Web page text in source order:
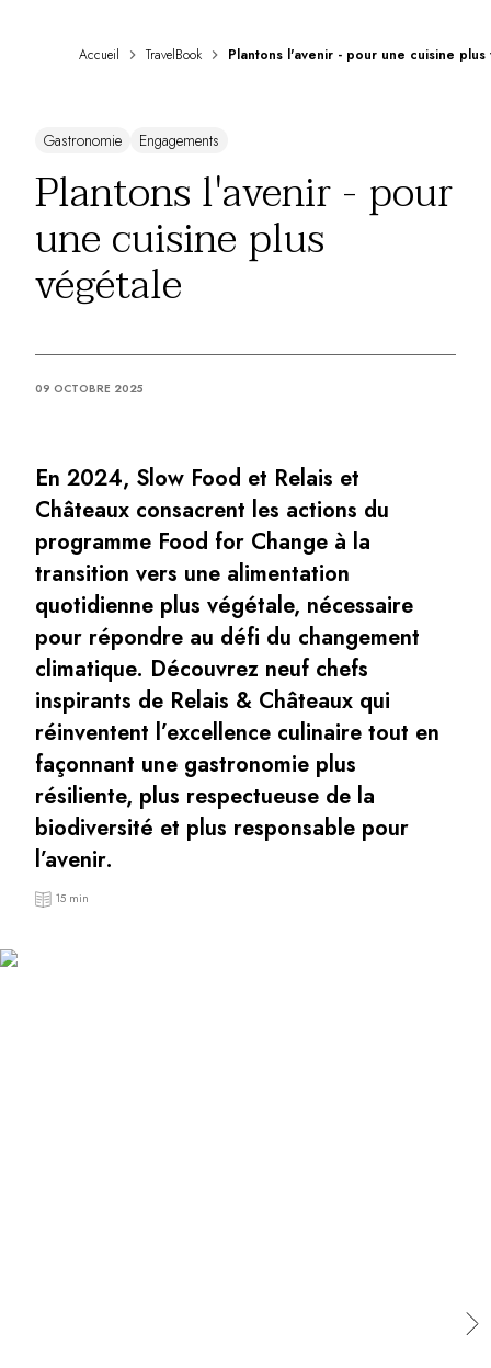
Amérique Centrale & du Sud
Europe
Moyen-Orient & Egypte
Tous nos hôtels et restaurants
ITINÉRAIRES
INSPIRATIONS
À deux
En famille
À la montagne
Au bord de l'eau
City break
Au château
Séjours œnologiques
Activités
All-inclusive
Villas et maisons de vacances
Chambres d'exception
Célébrations
Groupes & séminaires
RESTAURANTS
COFFRETS CADEAUX
Toute la gamme Coffrets Cadeaux
Chèques cadeaux
Cadeaux d'entreprise
Utiliser mon coffret ou mon chèque
Accueil TravelBook
Gastronomie Engagements
Plantons l'avenir - pour
une cuisine plus
végétale
09 OCTOBRE 2025
En 2024, Slow Food et Relais et
Châteaux consacrent les actions du
programme Food for Change à la
transition vers une alimentation
quotidienne plus végétale, nécessaire
pour répondre au défi du changement
climatique. Découvrez neuf chefs
inspirants de Relais & Châteaux qui
réinventent l’excellence culinaire tout en
façonnant une gastronomie plus
résiliente, plus respectueuse de la
biodiversité et plus responsable pour
l’avenir.
15 min